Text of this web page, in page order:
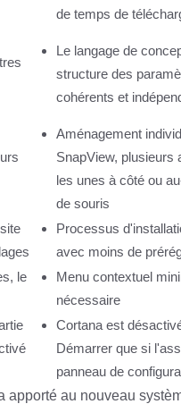
de temps de
Le langage de
structure des
cohérents et
Aménagement
SnapView, plusieurs
les unes à côté ou
de souris
Processus
avec moins de
le
Menu contextuel
nécessaire
Cortana est
Démarrer que si
panneau de
apporté au nouveau